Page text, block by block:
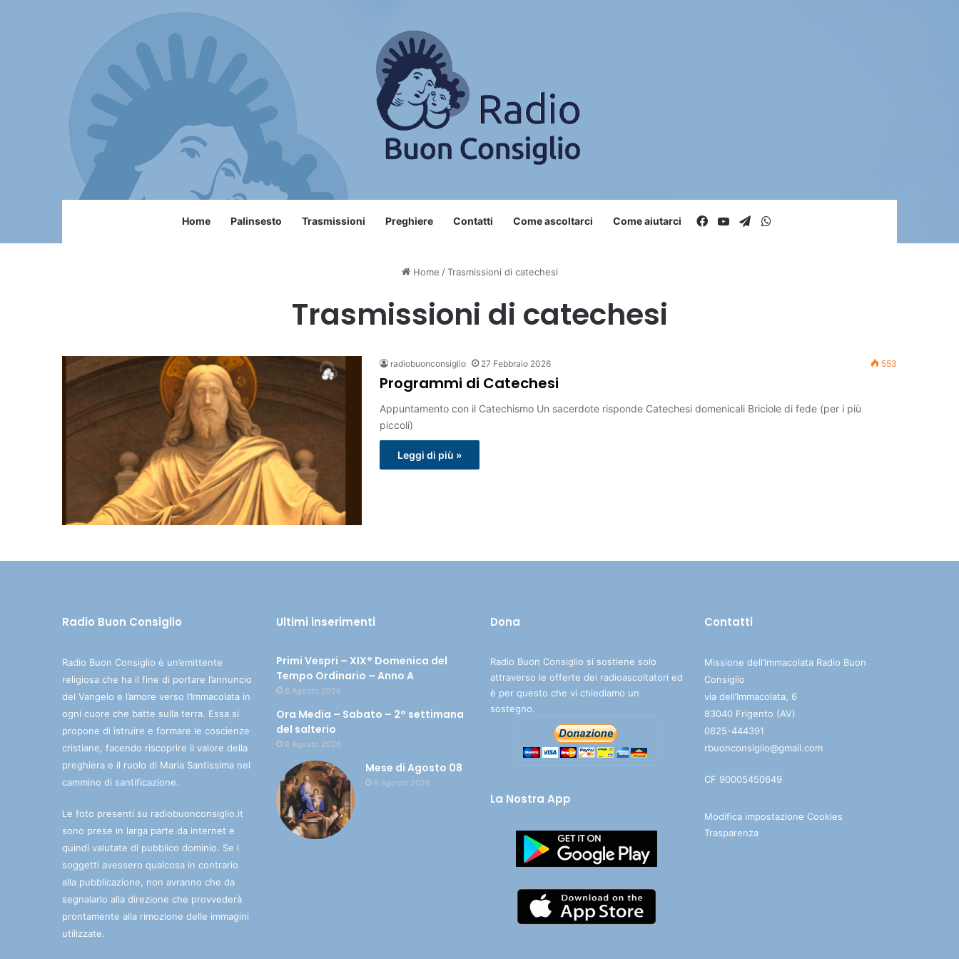
Home Palinsesto Trasmissioni Preghiere Contatti Come ascoltarci Come aiutarci Facebook
You TubeTelegram
Home / Trasmissioni di catechesi
Trasmissioni di catechesi
radiobuonconsiglio 27 Febbraio 2026 553
Programmi di Catechesi
Appuntamento con il Catechismo Un sacerdote risponde Catechesi domenicali Briciole di fede (per i più
piccoli)
Leggi di più »
Radio Buon Consiglio
Radio Buon Consiglio è un’emittente
religiosa che ha il fine di portare l’annuncio
del Vangelo e l’amore verso l’Immacolata in
ogni cuore che batte sulla terra. Essa si
propone di istruire e formare le coscienze
cristiane, facendo riscoprire il valore della
preghiera e il ruolo di Maria Santissima nel
cammino di santificazione.
Le foto presenti su radiobuonconsiglio.it
sono prese in larga parte da internet e
quindi valutate di pubblico dominio. Se i
soggetti avessero qualcosa in contrario
alla pubblicazione, non avranno che da
segnalarlo alla direzione che provvederà
prontamente alla rimozione delle immagini
utilizzate.
Ultimi inserimenti
Primi Vespri – XIX° Domenica del
Tempo Ordinario – Anno A
8 Agosto 2026
Ora Media – Sabato – 2° settimana
del salterio
8 Agosto 2026
Mese di Agosto 08
8 Agosto 2026
Dona
Radio Buon Consiglio si sostiene solo
attraverso le offerte dei radioascoltatori ed
è per questo che vi chiediamo un
sostegno.
La Nostra App
Contatti
Missione dell’Immacolata Radio Buon
Consiglio
via dell’Immacolata, 6
83040 Frigento (AV)
0825-444391
rbuonconsiglio@gmail.com
CF 90005450649
Modifica impostazione Cookies
Trasparenza